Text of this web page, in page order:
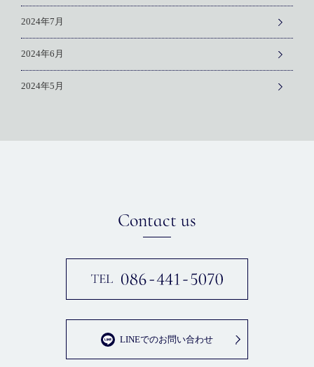
2024年7月
2024年6月
2024年5月
Contact us
LINEでのお問い合わせ